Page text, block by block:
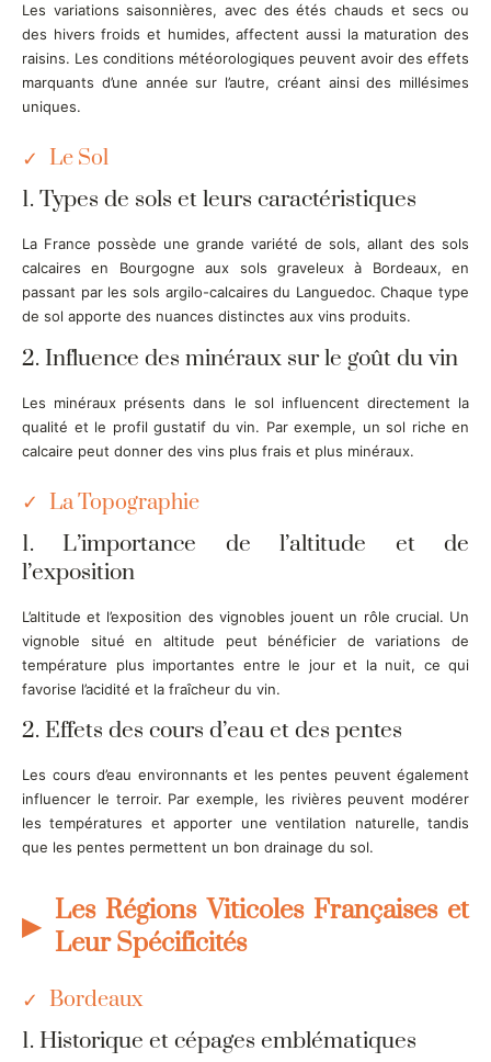
Les variations saisonnières, avec des étés chauds et secs ou
des hivers froids et humides, affectent aussi la maturation des
raisins. Les conditions météorologiques peuvent avoir des effets
marquants d’une année sur l’autre, créant ainsi des millésimes
uniques.
Le Sol
1. Types de sols et leurs caractéristiques
La France possède une grande variété de sols, allant des sols
calcaires en Bourgogne aux sols graveleux à Bordeaux, en
passant par les sols argilo-calcaires du Languedoc. Chaque type
de sol apporte des nuances distinctes aux vins produits.
2. Influence des minéraux sur le goût du vin
Les minéraux présents dans le sol influencent directement la
qualité et le profil gustatif du vin. Par exemple, un sol riche en
calcaire peut donner des vins plus frais et plus minéraux.
La Topographie
1. L’importance de l’altitude et de
l’exposition
L’altitude et l’exposition des vignobles jouent un rôle crucial. Un
vignoble situé en altitude peut bénéficier de variations de
température plus importantes entre le jour et la nuit, ce qui
favorise l’acidité et la fraîcheur du vin.
2. Effets des cours d’eau et des pentes
Les cours d’eau environnants et les pentes peuvent également
influencer le terroir. Par exemple, les rivières peuvent modérer
les températures et apporter une ventilation naturelle, tandis
que les pentes permettent un bon drainage du sol.
Les Régions Viticoles Françaises et
Leur Spécificités
Bordeaux
1. Historique et cépages emblématiques